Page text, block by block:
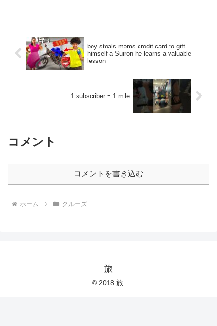
boy steals moms credit card to gift
himself a Surron he learns a valuable
lesson
1 subscriber = 1 mile
コメント
コメントを書き込む
ホーム クルーズ
旅
© 2018 旅.